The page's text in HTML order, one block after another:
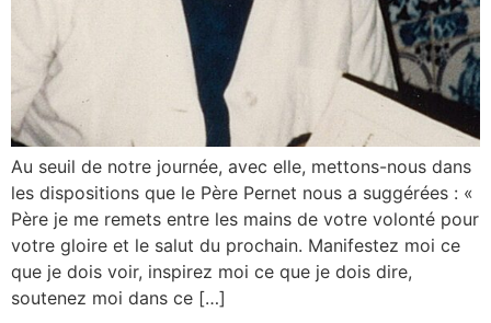
Au seuil de notre journée, avec elle, mettons-nous dans
les dispositions que le Père Pernet nous a suggérées : «
Père je me remets entre les mains de votre volonté pour
votre gloire et le salut du prochain. Manifestez moi ce
que je dois voir, inspirez moi ce que je dois dire,
soutenez moi dans ce […]